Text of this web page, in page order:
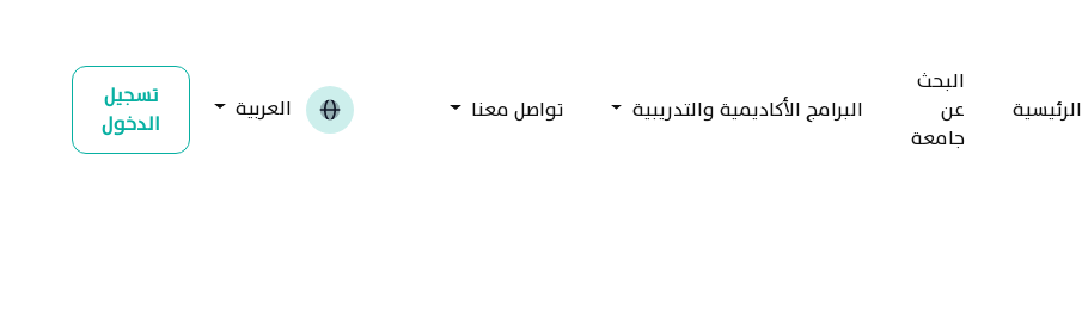
الرئيسية
البحث
عن
جامعة
البرامج الأكاديمية والتدريبية تواصل معنا العربية
تسجيل
الدخول